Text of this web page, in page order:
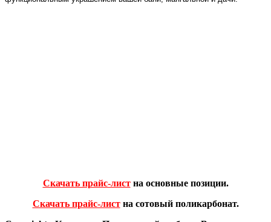
Скачать прайс-листна основные позиции.
Скачать прайс-листна сотовый поликарбонат.